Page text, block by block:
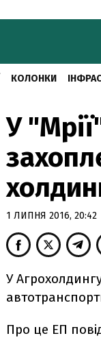
КОЛОНКИ
У
1 ЛИПНЯ 2016, 20:42
У
Про це ЕП